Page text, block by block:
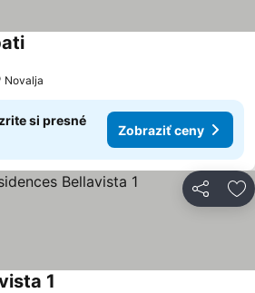
Zobraziť ceny
Novalja
si presné
Zobraziť ceny
Zdieľať
1